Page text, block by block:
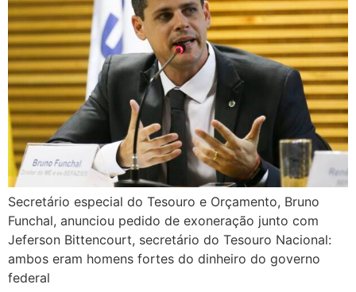
Secretário especial do Tesouro e Orçamento, Bruno
Funchal, anunciou pedido de exoneração junto com
Jeferson Bittencourt, secretário do Tesouro Nacional:
ambos eram homens fortes do dinheiro do governo
federal